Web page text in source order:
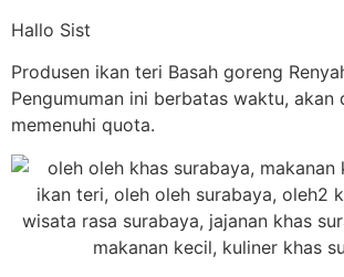
Hallo Sist
Produsen ikan teri Basah goreng
Pengumuman ini berbatas waktu, akan
memenuhi quota.